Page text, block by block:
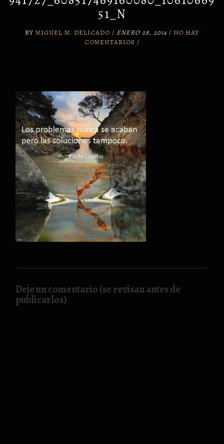
51_N
BY MIGUEL M. DELICADO / ENERO 28, 2014 / NO HAY
COMENTARIOS /
Deje un comentario (se revisan antes de
publicarlos)